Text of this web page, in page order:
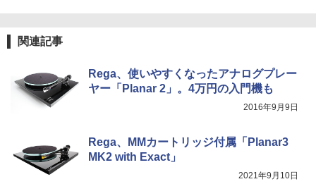
関連記事
Rega、使いやすくなったアナログプレー
ヤー「Planar 2」。4万円の入門機も
2016年9月9日
Rega、MMカートリッジ付属「Planar3
MK2 with Exact」
2021年9月10日